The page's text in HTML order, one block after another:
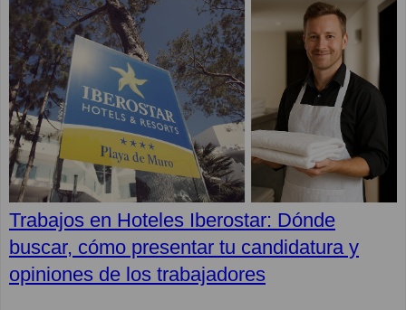
Trabajos en Hoteles Iberostar: Dónde
buscar, cómo presentar tu candidatura y
opiniones de los trabajadores